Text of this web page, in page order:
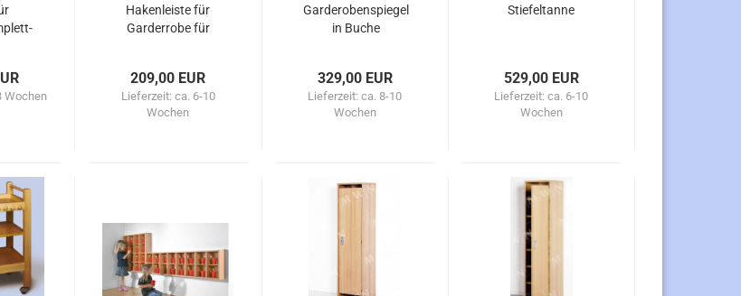
Wochen
Hakenleiste für
Garderrobe für
209,00 EUR
Lieferzeit: ca. 6-10
Wochen
Garderobenspiegel
in Buche
329,00 EUR
Lieferzeit:ca. 8-10
Wochen
Stiefeltanne
529,00 EUR
Lieferzeit:ca. 6-10
Wochen